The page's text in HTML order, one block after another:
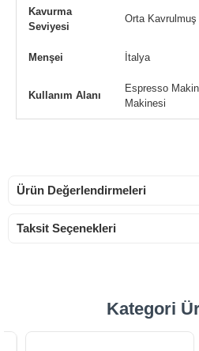
Kavurma
Seviyesi
Orta Kavrulmuş
Menşei İtalya
Kullanım Alanı
Espresso
Makinesi
Ürün Değerlendirmeleri
Taksit Seçenekleri
Kategori